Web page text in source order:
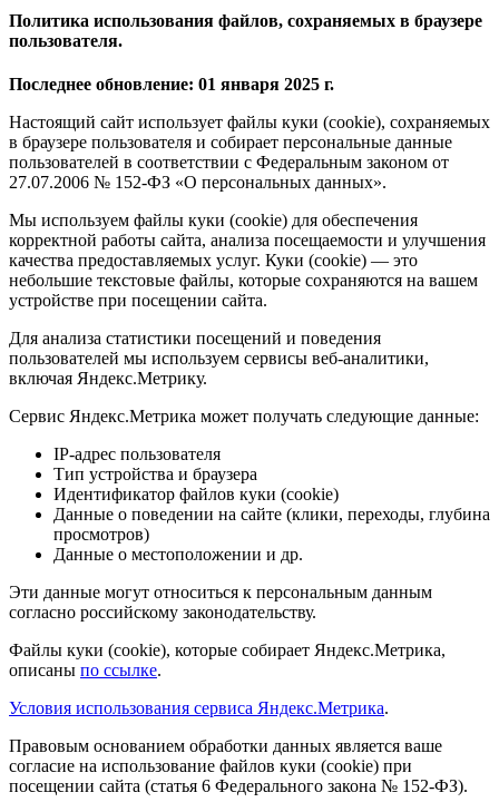
Политика использования файлов, сохраняемых в браузере
пользователя.
Последнее обновление: 01 января 2025 г.
Настоящий сайт использует файлы куки (cookie), сохраняемых
в браузере пользователя и собирает персональные данные
пользователей в соответствии с Федеральным законом от
27.07.2006 № 152-ФЗ «О персональных данных».
Мы используем файлы куки (cookie) для обеспечения
корректной работы сайта, анализа посещаемости и улучшения
качества предоставляемых услуг. Куки (cookie) — это
небольшие текстовые файлы, которые сохраняются на вашем
устройстве при посещении сайта.
Для анализа статистики посещений и поведения
пользователей мы используем сервисы веб-аналитики,
включая Яндекс.Метрику.
Сервис Яндекс.Метрика может получать следующие данные:
IP-адрес пользователя
Тип устройства и браузера
Идентификатор файлов куки (cookie)
Данные о поведении на сайте (клики, переходы, глубина
просмотров)
Данные о местоположении и др.
Эти данные могут относиться к персональным данным
согласно российскому законодательству.
Файлы куки (cookie), которые собирает Яндекс.Метрика,
описаны по ссылке.
Условия использования сервиса Яндекс.Метрика.
Правовым основанием обработки данных является ваше
согласие на использование файлов куки (cookie) при
посещении сайта (статья 6 Федерального закона № 152-ФЗ).